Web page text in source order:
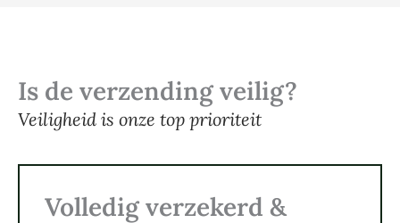
Is de verzending veilig?
Veiligheid is onze top prioriteit
Volledig verzekerd &